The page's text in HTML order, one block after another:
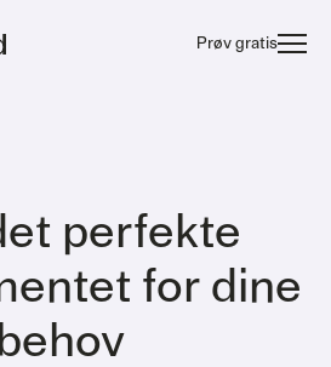
Prøv gratis
perfekte
for dine
behov